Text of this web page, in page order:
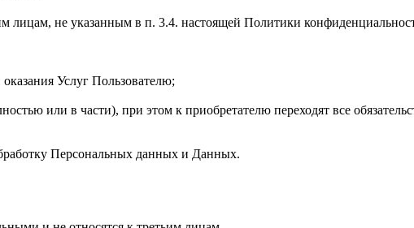
лицам, не указанным в п. 3.4. настоящей Политики
Услуг Пользователю;
или в части), при этом к приобретателю переходят все
Персональных данных и Данных.